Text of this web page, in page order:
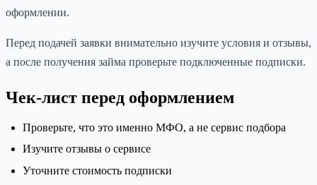
оформлении.
Перед подачей заявки внимательно изучите условия и отзывы,
а после получения займа проверьте подключенные подписки.
Чек-лист перед оформлением
Проверьте, что это именно МФО, а не сервис подбора
Изучите отзывы о сервисе
Уточните стоимость подписки